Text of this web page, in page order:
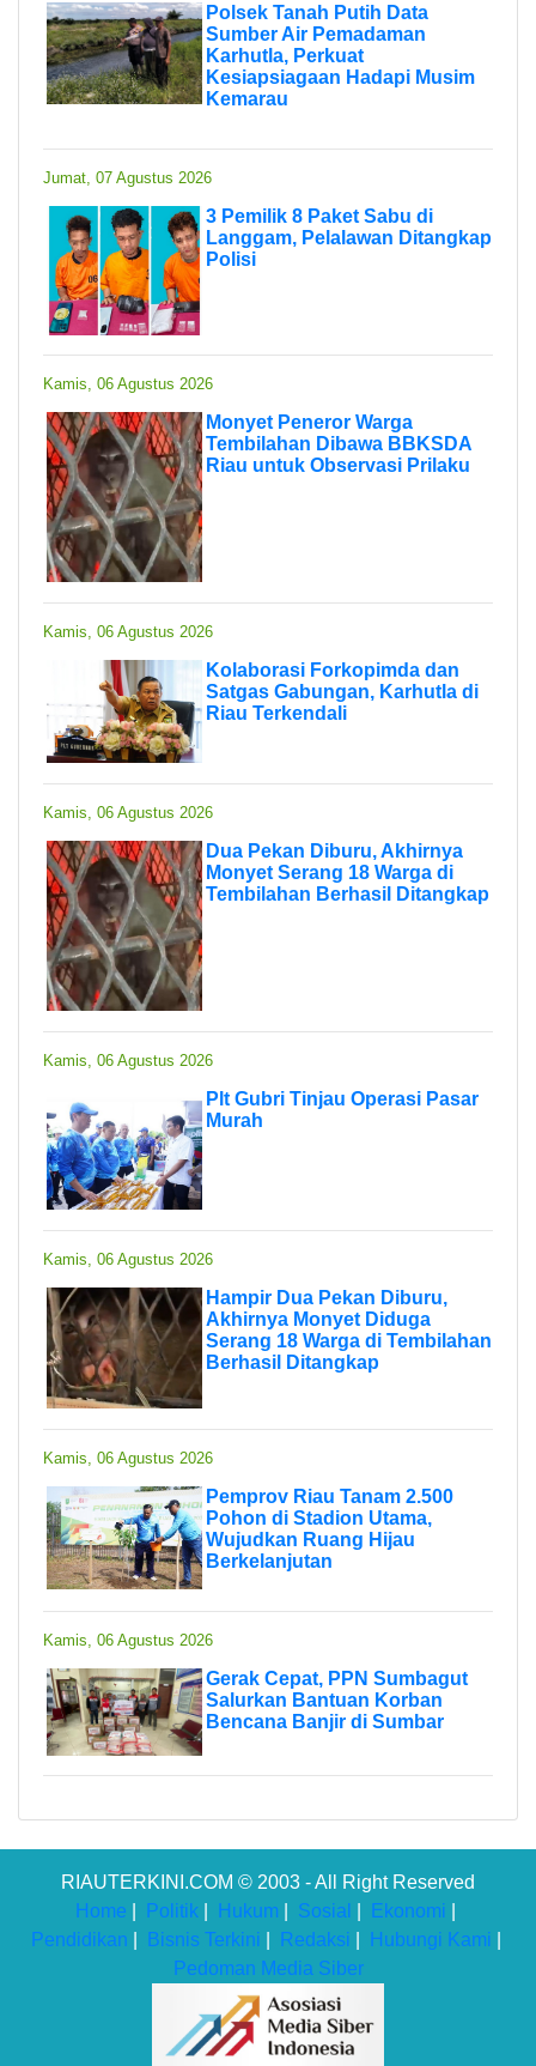
Polsek Tanah Putih Data
Sumber Air Pemadaman
Karhutla, Perkuat
Kesiapsiagaan Hadapi Musim
Kemarau
Jumat, 07 Agustus 2026
3 Pemilik 8 Paket Sabu di
Langgam, Pelalawan Ditangkap
Polisi
Kamis, 06 Agustus 2026
Monyet Peneror Warga
Tembilahan Dibawa BBKSDA
Riau untuk Observasi Prilaku
Kamis, 06 Agustus 2026
Kolaborasi Forkopimda dan
Satgas Gabungan, Karhutla di
Riau Terkendali
Kamis, 06 Agustus 2026
Dua Pekan Diburu, Akhirnya
Monyet Serang 18 Warga di
Tembilahan Berhasil Ditangkap
Kamis, 06 Agustus 2026
Plt Gubri Tinjau Operasi Pasar
Murah
Kamis, 06 Agustus 2026
Hampir Dua Pekan Diburu,
Akhirnya Monyet Diduga
Serang 18 Warga di Tembilahan
Berhasil Ditangkap
Kamis, 06 Agustus 2026
Pemprov Riau Tanam 2.500
Pohon di Stadion Utama,
Wujudkan Ruang Hijau
Berkelanjutan
Kamis, 06 Agustus 2026
Gerak Cepat, PPN Sumbagut
Salurkan Bantuan Korban
Bencana Banjir di Sumbar
RIAUTERKINI.COM © 2003 - All Right Reserved
Home
Politik Hukum Sosial Ekonomi
Pendidikan
Bisnis Terkini Redaksi Hubungi Kami
Pedoman Media Siber